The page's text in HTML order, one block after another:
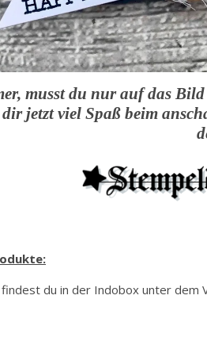
musst du nur auf das
jetzt viel Spaß beim
du in der Indobox unter dem